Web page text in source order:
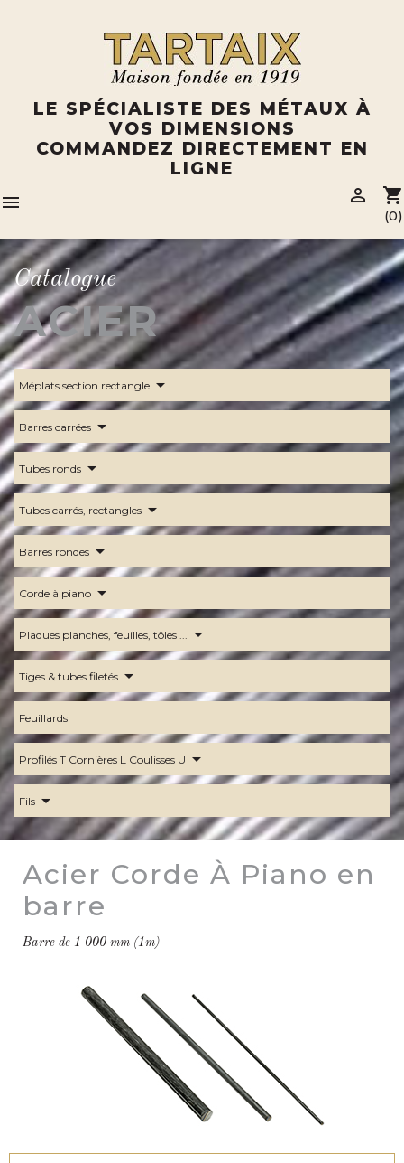
LE SPÉCIALISTE DES MÉTAUX À
VOS DIMENSIONS
COMMANDEZ DIRECTEMENT EN
LIGNE
 shopping_cart
(0)

Catalogue
ACIER
Méplats section rectangle arrow_drop_down
Barres carrées arrow_drop_down
Tubes ronds arrow_drop_down
Tubes carrés, rectangles arrow_drop_down
Barres rondes arrow_drop_down
Corde à piano arrow_drop_down
Plaques planches, feuilles, tôles ... arrow_drop_down
Tiges & tubes filetés arrow_drop_down
Feuillards
Profilés T Cornières L Coulisses U arrow_drop_down
Fils arrow_drop_down
Acier Corde À Piano en
barre
Barre de 1 000 mm (1m)